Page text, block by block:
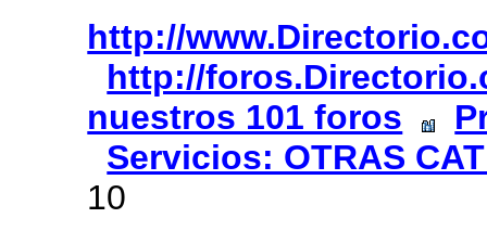
http://
http://
nuestros 101 foros
Servicios: OTRAS
10